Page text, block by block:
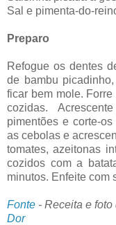
Sal e pimenta-do-
Preparo
Refogue os dentes
de bambu
ficar bem mole.
cozidas.
pimentões e corte-
as cebolas e
tomates, azeitonas
cozidos com a
minutos. Enfeite com
Fonte - Receita e foto
Dor